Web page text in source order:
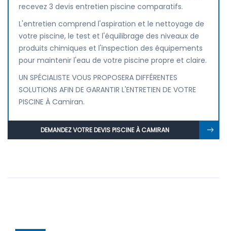
recevez 3 devis entretien piscine comparatifs.
L'entretien comprend l'aspiration et le nettoyage de
votre piscine, le test et l'équilibrage des niveaux de
produits chimiques et l'inspection des équipements
pour maintenir l'eau de votre piscine propre et claire.
UN SPÉCIALISTE VOUS PROPOSERA DIFFÉRENTES
SOLUTIONS AFIN DE GARANTIR L'ENTRETIEN DE VOTRE
PISCINE À Camiran.
DEMANDEZ VOTRE DEVIS PISCINE À CAMIRAN